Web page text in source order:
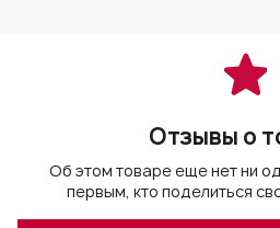
Отзывы о
Об этом товаре еще нет ни
первым, кто поделиться